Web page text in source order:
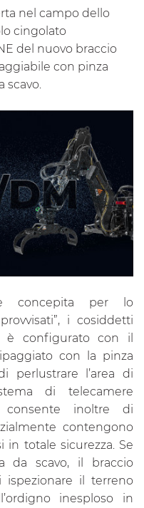
nel campo dello
cingolato
del nuovo braccio
con pinza
scavo.
concepita per lo
i cosiddetti
è configurato con il
con la pinza
perlustrare l’area di
di telecamere
consente inoltre di
contengono
totale sicurezza. Se
da scavo, il braccio
il terreno
inesploso in